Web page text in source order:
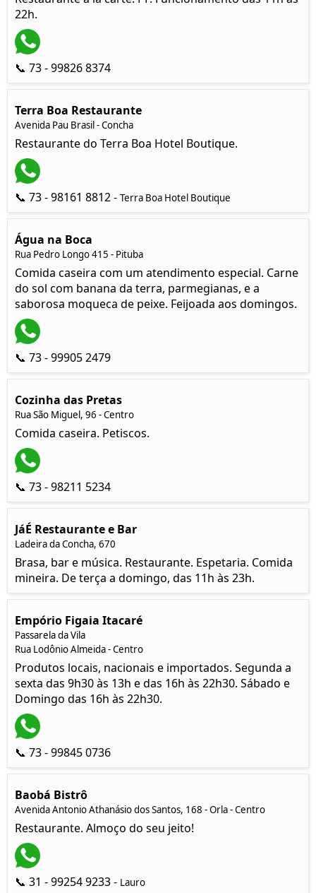
22h.
📞 73 - 99826 8374
Terra Boa Restaurante
Avenida Pau Brasil - Concha
Restaurante do Terra Boa Hotel Boutique.
📞 73 - 98161 8812 - Terra Boa Hotel Boutique
Água na Boca
Rua Pedro Longo 415 - Pituba
Comida caseira com um atendimento especial. Carne
do sol com banana da terra, parmegianas, e a
saborosa moqueca de peixe. Feijoada aos domingos.
📞 73 - 99905 2479
Cozinha das Pretas
Rua São Miguel, 96 - Centro
Comida caseira. Petiscos.
📞 73 - 98211 5234
JáÉ Restaurante e Bar
Ladeira da Concha, 670
Brasa, bar e música. Restaurante. Espetaria. Comida
mineira. De terça a domingo, das 11h às 23h.
Empório Figaia Itacaré
Passarela da Vila
Rua Lodônio Almeida - Centro
Produtos locais, nacionais e importados. Segunda a
sexta das 9h30 às 13h e das 16h às 22h30. Sábado e
Domingo das 16h às 22h30.
📞 73 - 99845 0736
Baobá Bistrô
Avenida Antonio Athanásio dos Santos, 168 - Orla - Centro
Restaurante. Almoço do seu jeito!
📞 31 - 99254 9233 - Lauro